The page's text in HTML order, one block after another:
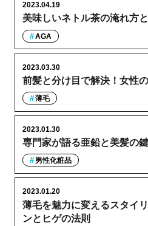
美味しいネトル茶の淹れ方
2023.04.19
AGA
前髪と分け目で解決！女性
2023.03.30
薄毛
専門家が語る亜鉛と美髪の
2023.01.30
男性化粧品
薄毛を魅力に変えるスタイ
ンとヒゲの法則
2023.01.20